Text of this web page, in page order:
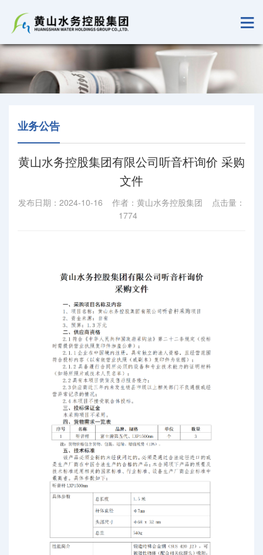
业务公告
黄山水务控股集团有限公司听音杆询价 采购
文件
发布日期：2024-10-16 作者：黄山水务控股集团 点击量：
1774